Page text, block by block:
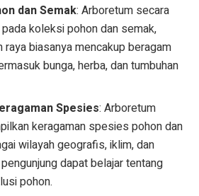
dan Semak: Arboretum secara
koleksi pohon dan semak,
raya biasanya mencakup beragam
bunga, herba, dan tumbuhan
Spesies: Arboretum
keragaman spesies pohon dan
wilayah geografis, iklim, dan
dapat belajar tentang
pohon.